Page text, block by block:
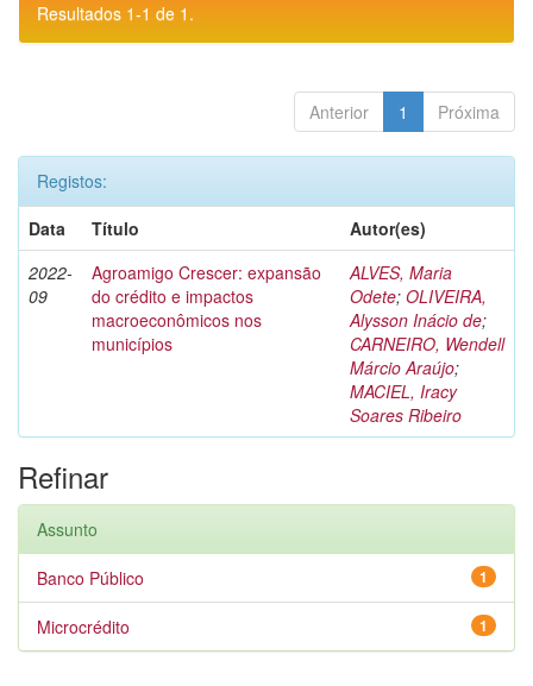
Resultados 1-1 de 1.
Anterior 1 Próxima
Registos:
Data
Título
Autor(es)
2022-
09
Agroamigo Crescer: expansão
do crédito e impactos
macroeconômicos nos
municípios
ALVES, Maria
Odete; OLIVEIRA,
Alysson Inácio de;
CARNEIRO, Wendell
Márcio Araújo;
MACIEL, Iracy
Soares Ribeiro
Refinar
Assunto
1
Banco Público
1
Microcrédito